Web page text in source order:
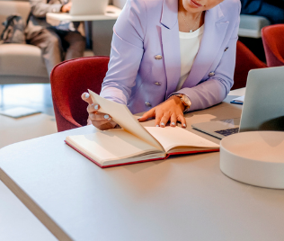
場合：アクセスのしやすさを重視する
置する場合：設置場所を工夫する
周知する
依頼も検討する
スを設置するときの注意点
合ったコストをかける
策を見直す
ンオフィスの設置で作業効率をアップさせよう